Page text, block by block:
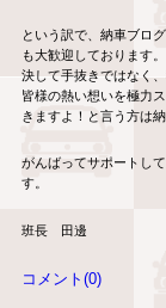
という訳で、納車ブロ
も大歓迎しております。
決して手抜きではなく
皆様の熱い想いを極力
きますよ！と言う方は
がんばってサポートし
す。
班長 田邊
コメント(0)